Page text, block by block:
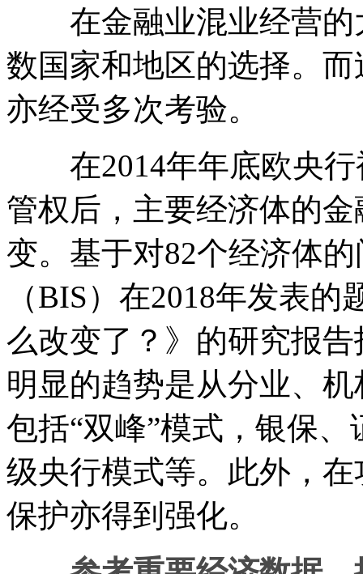
在金融业混业经营的
数国家和地区的选择。
亦经受多次考验。
在2014年年底欧央行
管权后，主要经济体的
变。基于对82个经济体
（BIS）在2018年发表
么改变了？》的研究报
明显的趋势是从分业、
包括“双峰”模式，银保
级央行模式等。此外，
保护亦得到强化。